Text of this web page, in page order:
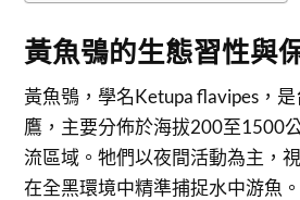
黃魚鴞的生態習性與
黃魚鴞，學名Ketupa flavipes，
鷹，主要分佈於海拔200至1500
流區域。牠們以夜間活動為主，
在全黑環境中精準捕捉水中游魚